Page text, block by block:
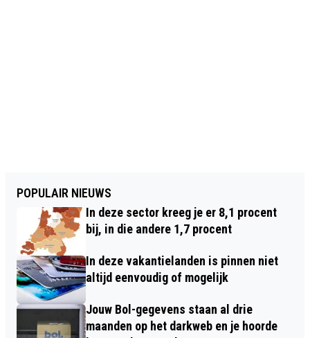
POPULAIR NIEUWS
In deze sector kreeg je er 8,1 procent
bij, in die andere 1,7 procent
In deze vakantielanden is pinnen niet
altijd eenvoudig of mogelijk
Jouw Bol-gegevens staan al drie
maanden op het darkweb en je hoorde